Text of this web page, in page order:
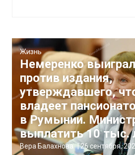
Жизнь
Немеренко
против издания,
утверждавшего,
владеет
в Румынии.
выплатить 10 тыс.
Вера Балахнова |26 сентября,